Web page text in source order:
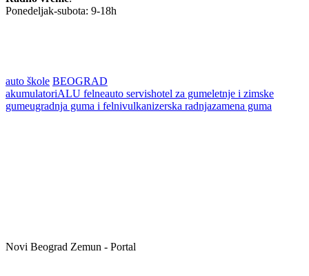
Ponedeljak-subota: 9-18h
auto škole BEOGRAD
akumulatoriALU felneauto servishotel za gumeletnje i zimske
gumeugradnja guma i felnivulkanizerska radnjazamena guma
Novi Beograd Zemun - Portal